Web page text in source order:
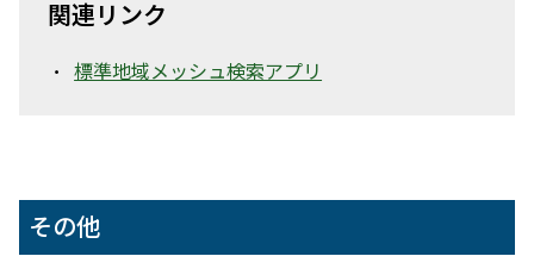
関連リンク
標準地域メッシュ検索アプリ
その他